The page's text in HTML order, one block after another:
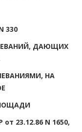
330
ДАЮЩИХ
НА
23.12.86 N 1650,